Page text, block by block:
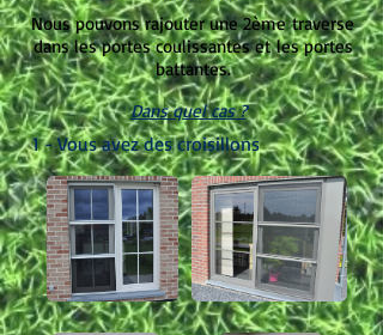
Nous pouvons rajouter une 2ème traverse
dans les portes coulissantes et les portes
battantes.
Dans quel cas ?
1 - Vous avez des croisillons